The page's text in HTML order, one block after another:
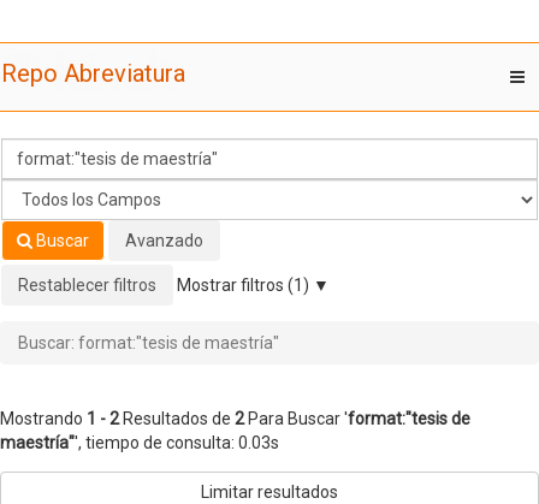
maestría"'
Repo Abreviatura
Buscar Avanzado
Restablecer filtros Mostrar filtros (1)
Buscar: format:"tesis de maestría"
Mostrando 1 - 2Resultados de 2Para Buscar 'format:"tesis de
maestría"', tiempo de consulta: 0.03s
Limitar resultados